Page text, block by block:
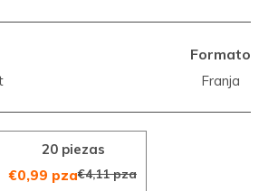
Formato
Franja
20 piezas
€0,99 pza€4,11 pza